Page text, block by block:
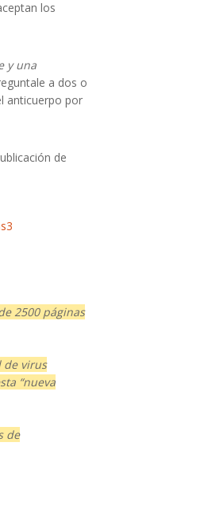
los
y una
a dos o
anticuerpo por
de
2500 páginas
de virus
“nueva
de